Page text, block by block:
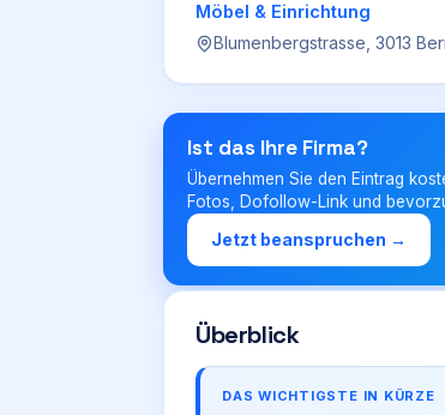
Möbel & Einrichtung
Blumenbergstrasse, 3013
Ist das Ihre Firma?
Übernehmen Sie den Eintrag
Fotos, Dofollow-Link und
Jetzt beanspruchen →
Überblick
DAS WICHTIGSTE IN KÜRZE